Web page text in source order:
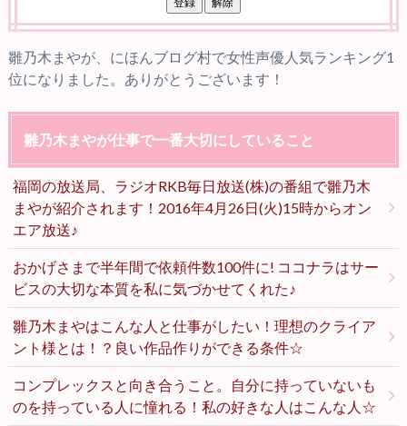
雛乃木まやが、にほんブログ村で女性声優人気ランキング1
位になりました。ありがとうございます！
雛乃木まやが仕事で一番大切にしていること
福岡の放送局、ラジオRKB毎日放送(株)の番組で雛乃木
まやが紹介されます！2016年4月26日(火)15時からオン
エア放送♪
おかげさまで半年間で依頼件数100件に! ココナラはサー
ビスの大切な本質を私に気づかせてくれた♪
雛乃木まやはこんな人と仕事がしたい！理想のクライア
ント様とは！？良い作品作りができる条件☆
コンプレックスと向き合うこと。自分に持っていないも
のを持っている人に憧れる！私の好きな人はこんな人☆